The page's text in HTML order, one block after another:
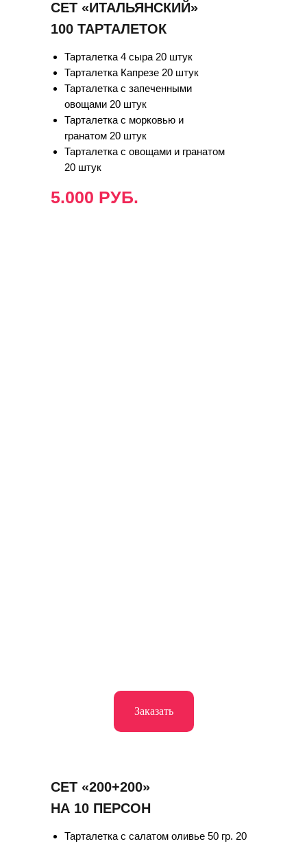
СЕТ «ИТАЛЬЯНСКИЙ»
100 ТАРТАЛЕТОК
Тарталетка 4 сыра 20 штук
Тарталетка Капрезе 20 штук
Тарталетка с запеченными
овощами 20 штук
Тарталетка с морковью и
гранатом 20 штук
Тарталетка с овощами и гранатом
20 штук
5.000 РУБ.
Заказать
СЕТ «200+200»
НА 10 ПЕРСОН
Тарталетка с салатом оливье 50 гр. 20